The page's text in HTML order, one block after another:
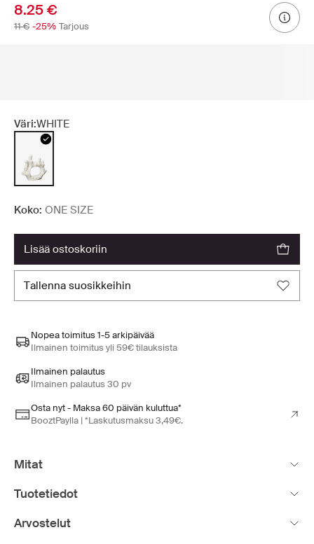
8.25 €
11 € -25% Tarjous
Väri:WHITE
Koko: ONE SIZE
lisää ostoskoriin
tallenna suosikkeihin
Nopea toimitus 1-5 arkipäivää
Ilmainen toimitus yli 59€ tilauksista
Ilmainen palautus
Ilmainen palautus 30 pv
Osta nyt - Maksa 60 päivän kuluttua*
BooztPaylla | *Laskutusmaksu 3,49€.
Mitat
Tuotetiedot
Arvostelut